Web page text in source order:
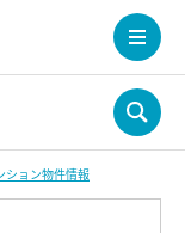
ション物件情報